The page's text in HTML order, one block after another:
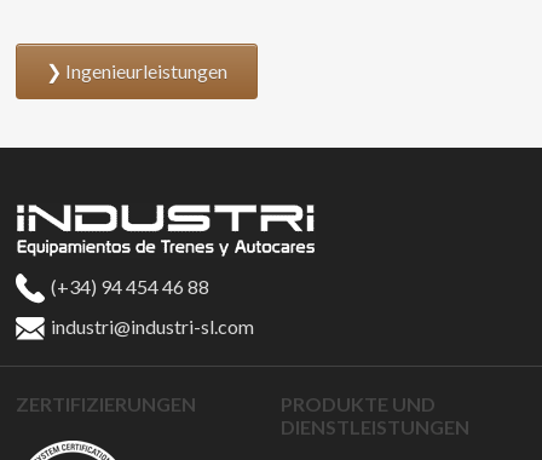
Ingenieurleistungen
(+34) 94 454 46 88
industri@industri-sl.com
ZERTIFIZIERUNGEN
PRODUKTE UND
DIENSTLEISTUNGEN